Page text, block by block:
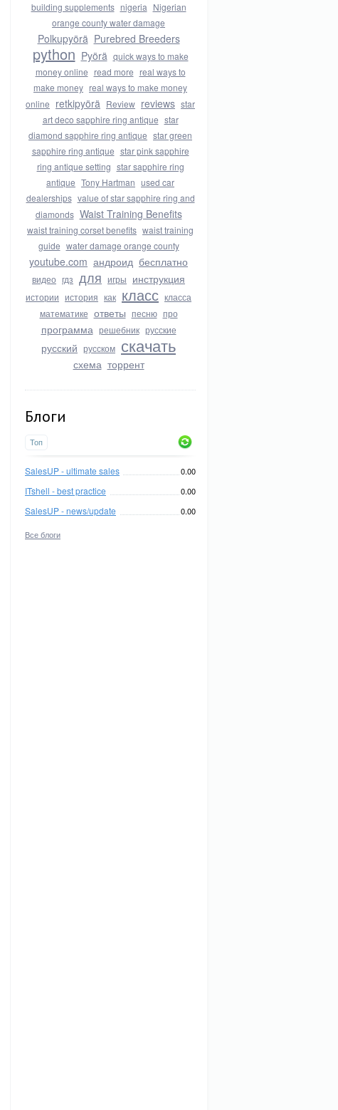
building supplements nigeria Nigerian
orange county water damage
Polkupyörä Purebred Breeders
python Pyörä quick ways to make
money online read more real ways to
make money real ways to make money
online retkipyörä Review reviews star
art deco sapphire ring antique star
diamond sapphire ring antique star green
sapphire ring antique star pink sapphire
ring antique setting star sapphire ring
antique Tony Hartman used car
dealerships value of star sapphire ring and
diamonds Waist Training Benefits
waist training corset benefits waist training
guide water damage orange county
youtube.com андроид бесплатно
видео гдз для игры инструкция
истории история как класс класса
математике ответы песню про
программа решебник русские
русский русском скачать
схема торрент
Блоги
Топ
SalesUP - ultimate sales 0.00
ITshell - best practice 0.00
SalesUP - news/update 0.00
Все блоги